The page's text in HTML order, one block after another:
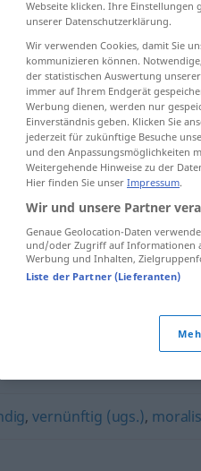
anklicken/antippen)
,vernünftig (ugs.),
Webseite klicken. Ihre
unserer Datenschutzerklärung.
Wir verwenden Cookies, damit Sie
kommunizieren können.
der statistischen Auswertung
immer auf Ihrem Endgerät
Werbung dienen, werden nur
Einverständnis geben. Klicken Sie
jederzeit für zukünftige Besuche
und den Anpassungsmöglichkeiten
Weitergehende Hinweise zu der
Hier finden Sie unser Impressum.
Wir und unsere Partner
Genaue Geolocation-Daten
und/oder Zugriff auf Informationen
Werbung und Inhalten,
Liste der Partner (Lieferanten)